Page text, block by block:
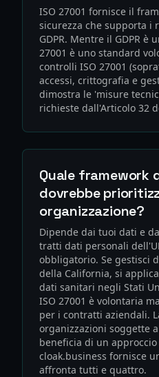
ISO 27001 fornisce il
sicurezza che supporta i
GDPR. Mentre il GDPR è
27001 è uno standard
controlli ISO 27001
accessi, crittografia e
dimostra le 'misure
richieste dall'Articolo 32
Quale framework
dovrebbe
organizzazione?
Dipende dai tuoi dati e
tratti dati personali
obbligatorio. Se gestisci
della California, si
dati sanitari negli Stati
ISO 27001 è volontaria
per i contratti aziendali.
organizzazioni soggette
beneficia di un
cloak.business fornisce
affronta tutti e quattro.